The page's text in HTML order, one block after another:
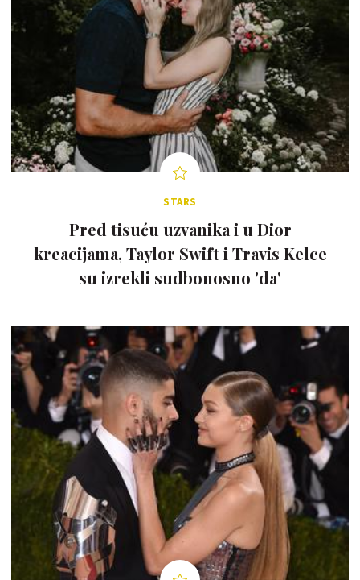
STARS
Pred tisuću uzvanika i u Dior
kreacijama, Taylor Swift i Travis Kelce
su izrekli sudbonosno 'da'